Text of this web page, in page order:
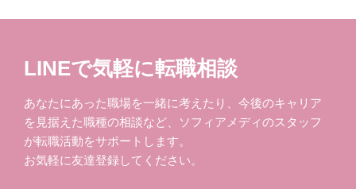
LINEで気軽に転職相談
あなたにあった職場を一緒に考えたり、今後のキャリア
を見据えた職種の相談など、ソフィアメディのスタッフ
が転職活動をサポートします。
お気軽に友達登録してください。